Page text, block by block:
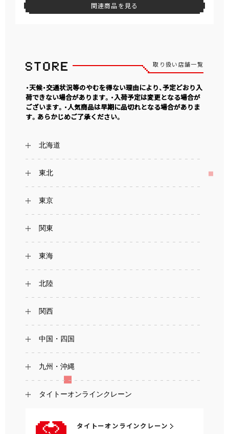
関連商品を見る
取り扱い店舗一覧
・天候・交通状況等のやむを得ない理由により、予定どおり入
荷できない場合があります。・入荷予定は変更となる場合が
ございます。・人気商品は早期に品切れとなる場合がありま
す。あらかじめご了承ください。
北海道
東北
東京
関東
東海
北陸
関西
中国・四国
九州・沖縄
タイトーオンラインクレーン
タイトーオンラインクレーン